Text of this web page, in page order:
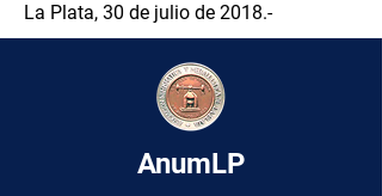
La Plata, 30 de julio de 2018.-
AnumLP